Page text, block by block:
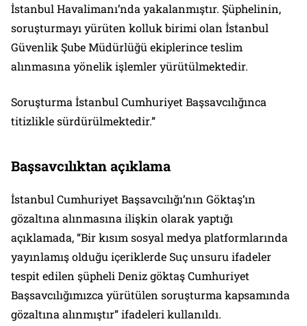
İstanbul Havalimanı’nda yakalanmıştır. Şüphelinin,
soruşturmayı yürüten kolluk birimi olan İstanbul
Güvenlik Şube Müdürlüğü ekiplerince teslim
alınmasına yönelik işlemler yürütülmektedir.
Soruşturma İstanbul Cumhuriyet Başsavcılığınca
titizlikle sürdürülmektedir.”
Başsavcılıktan açıklama
İstanbul Cumhuriyet Başsavcılığı’nın Göktaş’ın
gözaltına alınmasına ilişkin olarak yaptığı
açıklamada, “Bir kısım sosyal medya platformlarında
yayınlamış olduğu içeriklerde Suç unsuru ifadeler
tespit edilen şüpheli Deniz göktaş Cumhuriyet
Başsavcılığımızca yürütülen soruşturma kapsamında
gözaltına alınmıştır” ifadeleri kullanıldı.